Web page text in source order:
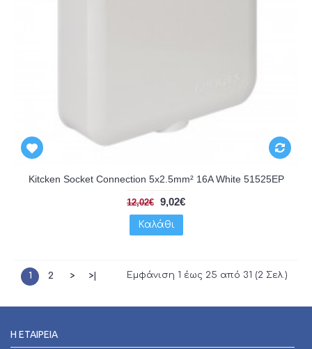
Kitcken Socket Connection 5x2.5mm² 16A White 51525EP
12,02€ 9,02€
Καλάθι
1 2 > >| Εμφάνιση 1 έως 25 από 31 (2 Σελ.)
Η ΕΤΑΙΡΕΊΑ